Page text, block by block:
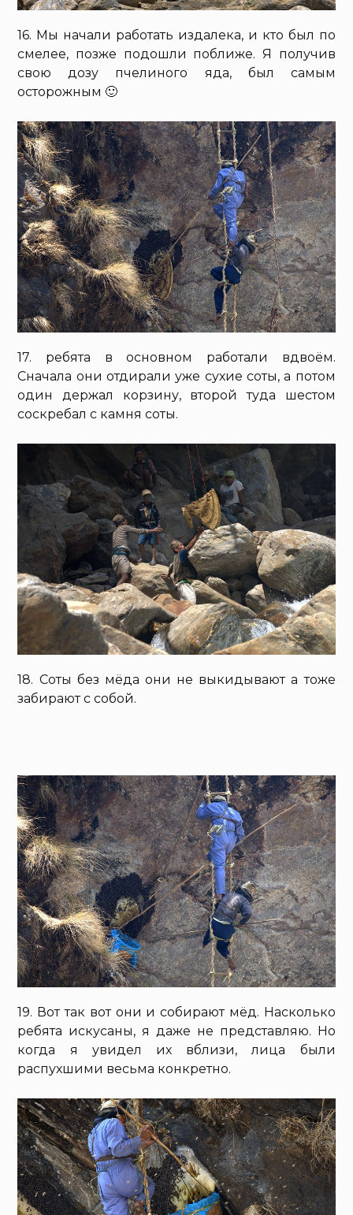
16. Мы начали работать издалека, и кто был по
смелее, позже подошли поближе. Я получив
свою дозу пчелиного яда, был самым
осторожным 🙂
17. ребята в основном работали вдвоём.
Сначала они отдирали уже сухие соты, а потом
один держал корзину, второй туда шестом
соскребал с камня соты.
18. Соты без мёда они не выкидывают а тоже
забирают с собой.
19. Вот так вот они и собирают мёд. Насколько
ребята искусаны, я даже не представляю. Но
когда я увидел их вблизи, лица были
распухшими весьма конкретно.